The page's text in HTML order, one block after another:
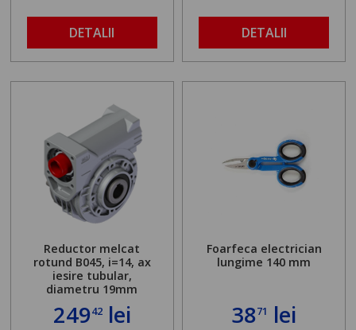
DETALII DETALII
Reductor melcat
rotund B045, i=14, ax
iesire tubular,
diametru 19mm
24942lei
Foarfeca electrician
lungime 140 mm
3871 lei